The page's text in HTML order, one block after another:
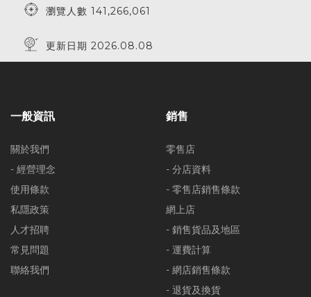
瀏覽人數 141,266,061
更新日期 2026.08.08
一般資訊
關於我們
- 經營理念
使用條款
私隱政策
人才招聘
常見問題
聯絡我們
銷售
零售店
- 分店資料
- 零售店銷售條款
網上店
- 銷售貨品及地區
- 運費計算
- 網店銷售條款
- 退貨及換貨